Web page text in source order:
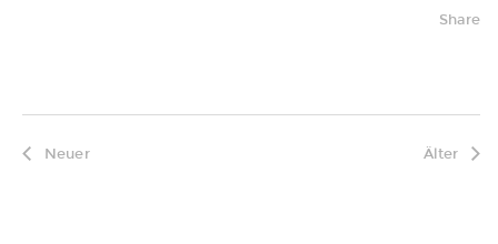
Share
Neuer Älter